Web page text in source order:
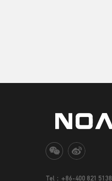
Tel：+86-400 821 5138